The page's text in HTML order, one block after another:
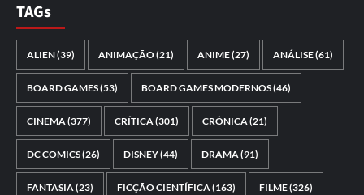
TAGs
ALIEN(39) ANIMAÇÃO(21) ANIME(27) ANÁLISE(61)
BOARD GAMES(53) BOARD GAMES MODERNOS(46)
CINEMA(377) CRÍTICA(301) CRÔNICA(21)
DC COMICS(26) DISNEY(44) DRAMA(91)
FANTASIA(23) FICÇÃO CIENTÍFICA(163) FILME(326)